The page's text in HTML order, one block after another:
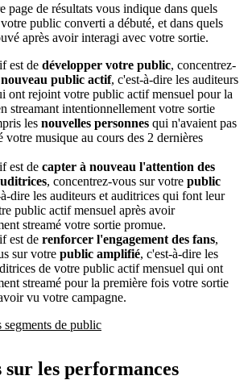
page de résultats vous indique dans quels
public converti a débuté, et dans quels
après avoir interagi avec votre sortie.
est de développer votre public, concentrez-
nouveau public actif, c'est-à-dire les auditeurs
ont rejoint votre public actif mensuel pour la
streamant intentionnellement votre sortie
les nouvelles personnes qui n'avaient pas
votre musique au cours des 2 dernières
est de capter à nouveau l'attention des
, concentrez-vous sur votre public
dire les auditeurs et auditrices qui font leur
public actif mensuel après avoir
streamé votre sortie promue.
est de renforcer l'engagement des fans,
sur votre public amplifié, c'est-à-dire les
de votre public actif mensuel qui ont
streamé pour la première fois votre sortie
vu votre campagne.
de public
les performances